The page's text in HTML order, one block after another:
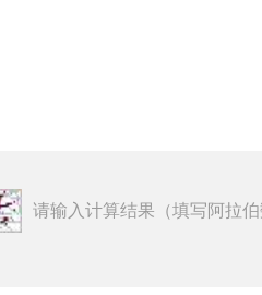
请输入计算结果（填写阿拉